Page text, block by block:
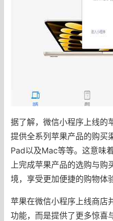
据了解，微信小程序上线
提供全系列苹果产品的购买
Pad以及Mac等等。这意味
上完成苹果产品的选购与
境，享受更加便捷的购物体
苹果在微信小程序上线商店
功能，而是提供了更多惊喜